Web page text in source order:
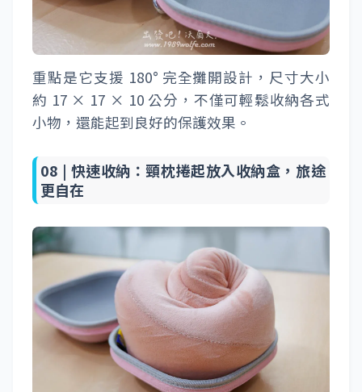
重點是它支援 180° 完全攤開設計，尺寸大小
約 17 × 17 × 10 公分，不僅可輕鬆收納各式
小物，還能起到良好的保護效果。
08 | 快速收納：頸枕捲起放入收納盒，旅途
更自在